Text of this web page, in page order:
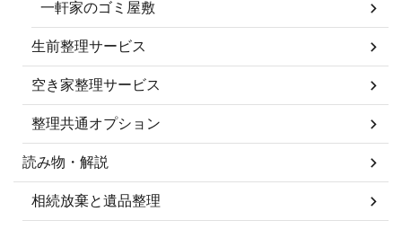
一軒家のゴミ屋敷
生前整理サービス
空き家整理サービス
整理共通オプション
読み物・解説
相続放棄と遺品整理